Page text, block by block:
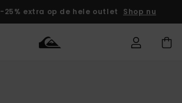
-25% extra op de hele outlet Shop nu